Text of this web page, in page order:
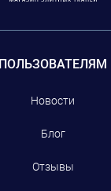
ПОЛЬЗОВАТЕЛЯМ
Новости
Блог
Отзывы